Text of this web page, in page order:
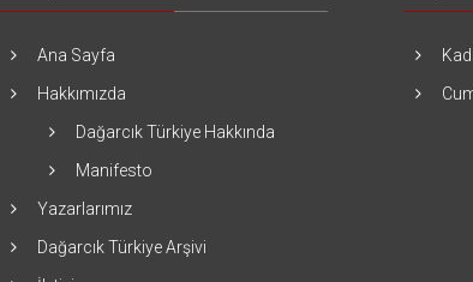
Ana Sayfa
Hakkımızda
Dağarcık Türkiye Hakkında
Manifesto
Yazarlarımız
Dağarcık Türkiye Arşivi